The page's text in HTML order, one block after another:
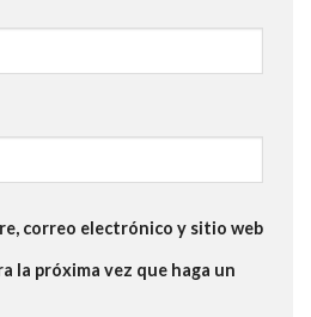
correo electrónico y sitio web
la próxima vez que haga un